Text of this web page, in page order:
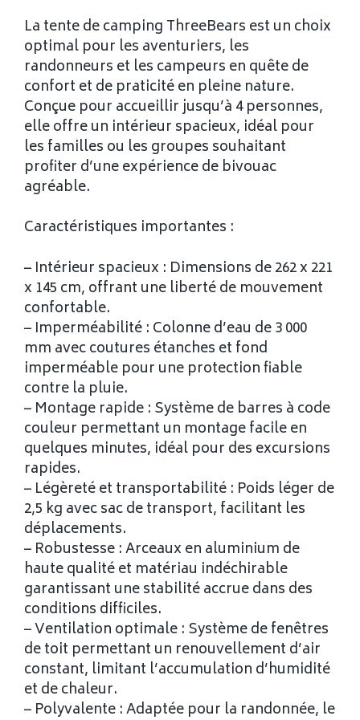
La tente de camping ThreeBears est un choix
optimal pour les aventuriers, les
randonneurs et les campeurs en quête de
confort et de praticité en pleine nature.
Conçue pour accueillir jusqu’à 4 personnes,
elle offre un intérieur spacieux, idéal pour
les familles ou les groupes souhaitant
profiter d’une expérience de bivouac
agréable.
Caractéristiques importantes :
– Intérieur spacieux : Dimensions de 262 x 221
x 145 cm, offrant une liberté de mouvement
confortable.
– Imperméabilité : Colonne d’eau de 3 000
mm avec coutures étanches et fond
imperméable pour une protection fiable
contre la pluie.
– Montage rapide : Système de barres à code
couleur permettant un montage facile en
quelques minutes, idéal pour des excursions
rapides.
– Légèreté et transportabilité : Poids léger de
2,5 kg avec sac de transport, facilitant les
déplacements.
– Robustesse : Arceaux en aluminium de
haute qualité et matériau indéchirable
garantissant une stabilité accrue dans des
conditions difficiles.
– Ventilation optimale : Système de fenêtres
de toit permettant un renouvellement d’air
constant, limitant l’accumulation d’humidité
et de chaleur.
– Polyvalente : Adaptée pour la randonnée, le